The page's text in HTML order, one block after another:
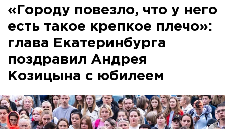
«Городу повезло, что у него
есть такое крепкое плечо»:
глава Екатеринбурга
поздравил Андрея
Козицына с юбилеем